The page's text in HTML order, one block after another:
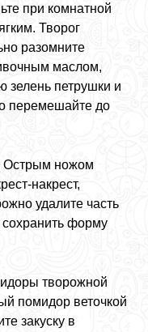
при комнатной
Творог
разомните
маслом,
зелень петрушки и
перемешайте до
Острым ножом
накрест,
удалите часть
сохранить форму
творожной
помидор веточкой
закуску в